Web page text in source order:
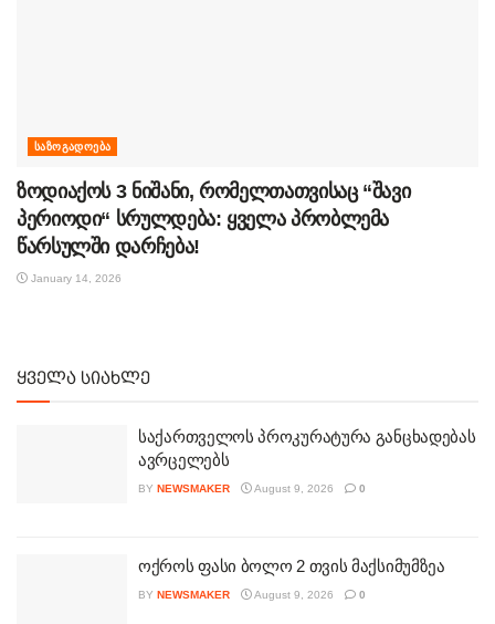
ᲡᲐᲖᲝᲒᲐᲓᲝᲔᲑᲐ
ზოდიაქოს 3 ნიშანი, რომელთათვისაც “შავი
პერიოდი“ სრულდება: ყველა პრობლემა
წარსულში დარჩება!
January 14, 2026
ყველა სიახლე
საქართველოს პროკურატურა განცხადებას
ავრცელებს
BY NEWSMAKER August 9, 2026 0
ოქროს ფასი ბოლო 2 თვის მაქსიმუმზეა
BY NEWSMAKER August 9, 2026 0